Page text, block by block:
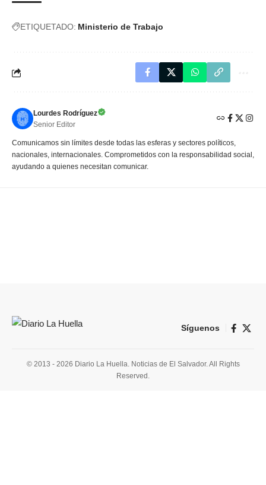
ETIQUETADO: Ministerio de Trabajo
Lourdes Rodríguez
Senior Editor
Comunicamos sin límites desde todas las esferas y sectores políticos,
nacionales, internacionales. Comprometidos con la responsabilidad social,
ayudando a quienes necesitan comunicar.
Síguenos
© 2013 - 2026 Diario La Huella. Noticias de El Salvador. All Rights
Reserved.